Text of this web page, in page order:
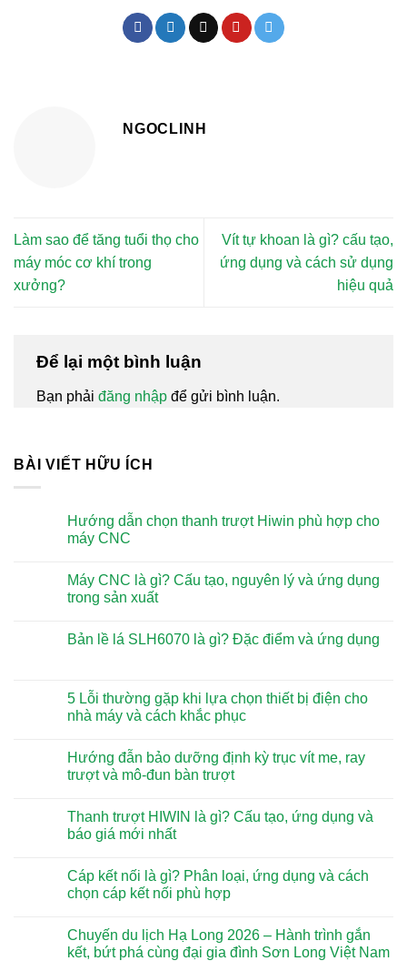
BÀI VIẾT HỮU ÍCH
Hướng dẫn chọn thanh trượt Hiwin phù hợp cho
máy CNC
Máy CNC là gì? Cấu tạo, nguyên lý và ứng dụng
trong sản xuất
Bản lề lá SLH6070 là gì? Đặc điểm và ứng dụng
5 Lỗi thường gặp khi lựa chọn thiết bị điện cho
nhà máy và cách khắc phục
Hướng đẫn bảo dưỡng định kỳ trục vít me, ray
trượt và mô-đun bàn trượt
Thanh trượt HIWIN là gì? Cấu tạo, ứng dụng và
báo giá mới nhất
Cáp kết nối là gì? Phân loại, ứng dụng và cách
chọn cáp kết nối phù hợp
Chuyến du lịch Hạ Long 2026 – Hành trình gắn
kết, bứt phá cùng đại gia đình Sơn Long Việt Nam
NGOCLINH
Làm sao để tăng tuổi thọ cho
máy móc cơ khí trong
xưởng?
Vít tự khoan là gì? cấu tạo,
ứng dụng và cách sử dụng
hiệu quả
Để lại một bình luận
Bạn phải đăng nhập để gửi bình luận.